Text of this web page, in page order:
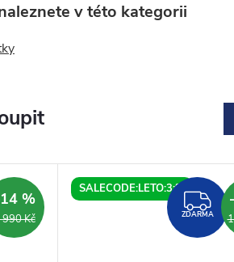
v této kategorii
Kč
%
SALECODE:LETO:3:%
ZDARMA